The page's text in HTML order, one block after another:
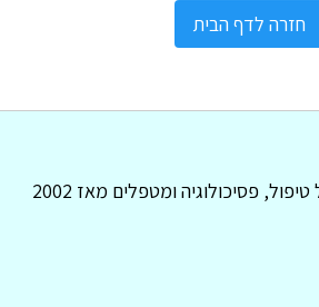
חזרה לדף הבית
פסיכולוגיה ומטפלים מאז 2002